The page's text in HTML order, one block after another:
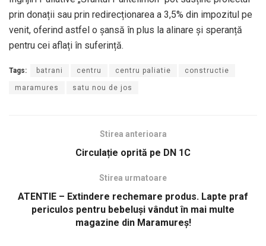
prin donații sau prin redirecționarea a 3,5% din impozitul pe
venit, oferind astfel o șansă în plus la alinare și speranță
pentru cei aflați în suferință.
Tags: batrani centru centru paliatie constructie
maramures satu nou de jos
Stirea anterioara
Circulație oprită pe DN 1C
Stirea urmatoare
ATENTIE – Extindere rechemare produs. Lapte praf
periculos pentru bebeluși vândut în mai multe
magazine din Maramureș!